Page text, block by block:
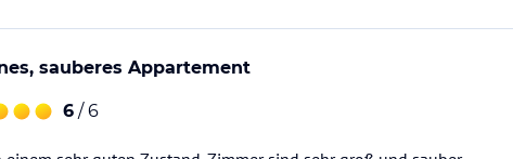
sauberes Appartement
6 / 6